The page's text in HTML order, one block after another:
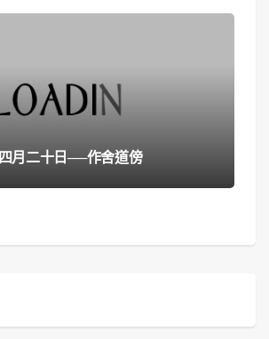
四月二十日──作舍道傍